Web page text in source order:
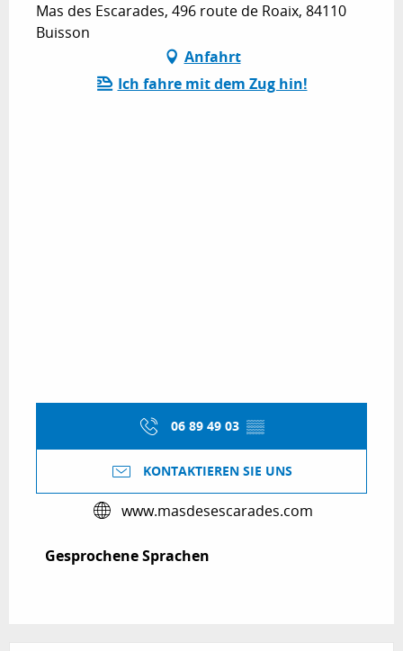
Mas des Escarades, 496 route de Roaix, 84110
Buisson
Anfahrt
Ich fahre mit dem Zug hin!
06 89 49 03 ▒▒
KONTAKTIEREN SIE UNS
www.masdesescarades.com
Gesprochene Sprachen
Gesprochene Sprachen